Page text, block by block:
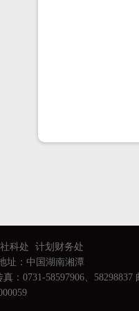
社科处
计划财务处
址：中国湖南湘潭
：0731-58597906、58298837